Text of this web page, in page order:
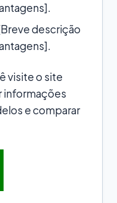
descrição
visite o site
informações
e comparar